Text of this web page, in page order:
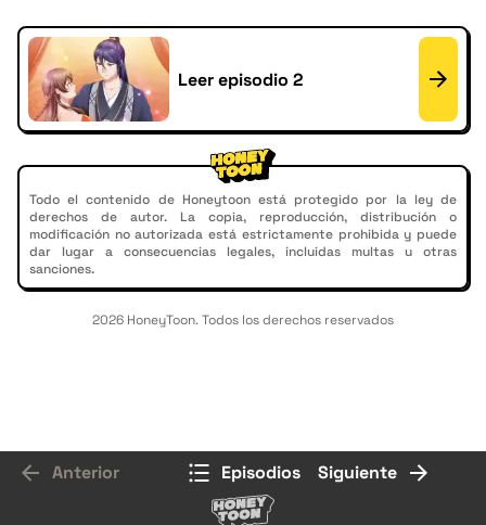
Leer episodio 2
Todo el contenido de Honeytoon está protegido por la ley de
derechos de autor. La copia, reproducción, distribución o
modificación no autorizada está estrictamente prohibida y puede
dar lugar a consecuencias legales, incluidas multas u otras
sanciones.
2026 HoneyToon. Todos los derechos reservados
Anterior Episodios Siguiente